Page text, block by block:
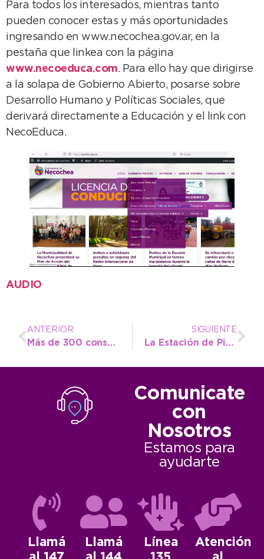
Para todos los interesados, mientras tanto
pueden conocer estas y más oportunidades
ingresando en www.necochea.gov.ar, en la
pestaña que linkea con la página
www.necoeduca.com. Para ello hay que dirigirse
a la solapa de Gobierno Abierto, posarse sobre
Desarrollo Humano y Políticas Sociales, que
derivará directamente a Educación y el link con
NecoEduca.
AUDIO
ANTERIOR
Más de 300 consultas se evacuaron en OMIC durante el bimestre pasado
SIGUIENTE
La Estación de Piscicultura sigue atrayendo visitas educativas
Comunicate
con
Nosotros
Estamos para
ayudarte
Llamá
Llamá
Línea
Atención